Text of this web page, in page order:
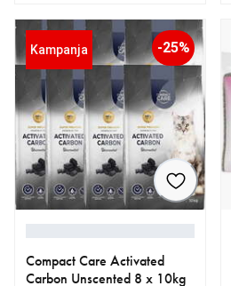
Kampanja -25%
Compact Care Activated
Carbon Unscented 8 x 10kg